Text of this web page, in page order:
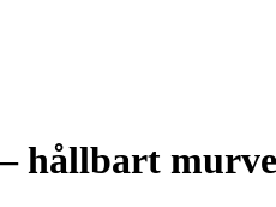
hållbart